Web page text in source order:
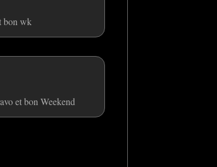
bon wk
et bon Weekend